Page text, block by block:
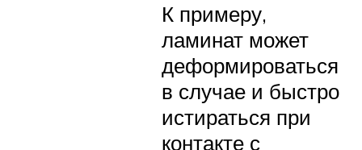
К примеру,
ламинат может
деформироваться
в случае и быстро
истираться при
контакте с